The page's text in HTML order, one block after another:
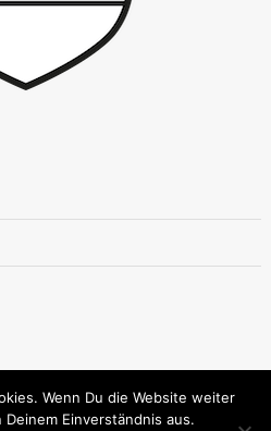
Wenn Du die Website weiter
Einverständnis aus.